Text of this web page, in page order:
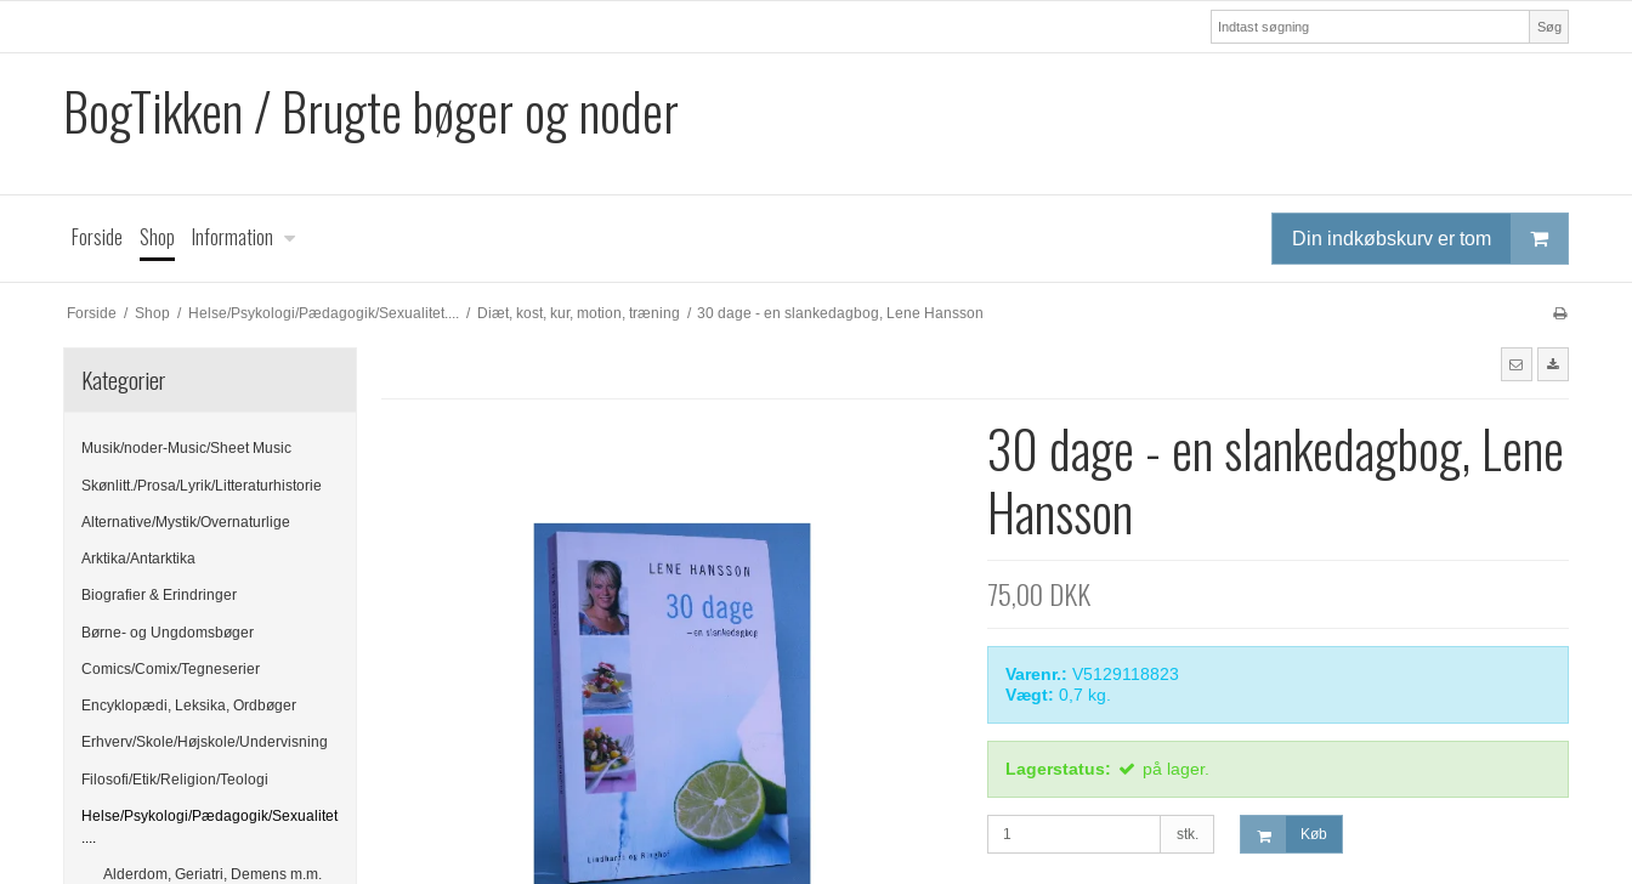
Søg
BogTikken / Brugte bøger og noder
Forside Shop Information Din indkøbskurv er tom
Forside / Shop / Helse/Psykologi/Pædagogik/Sexualitet.... / Diæt, kost, kur, motion, træning / 30 dage - en slankedagbog, Lene Hansson
Kategorier
Musik/noder-Music/Sheet Music
Skønlitt./Prosa/Lyrik/Litteraturhistorie
Alternative/Mystik/Overnaturlige
Arktika/Antarktika
Biografier & Erindringer
Børne- og Ungdomsbøger
Comics/Comix/Tegneserier
Encyklopædi, Leksika, Ordbøger
Erhverv/Skole/Højskole/Undervisning
Filosofi/Etik/Religion/Teologi
Helse/Psykologi/Pædagogik/Sexualitet
....
Alderdom, Geriatri, Demens m.m.
30 dage - en slankedagbog, Lene
Hansson
75,00 DKK
Varenr.: V5129118823
Vægt: 0,7 kg.
Lagerstatus: på lager.
stk. Køb